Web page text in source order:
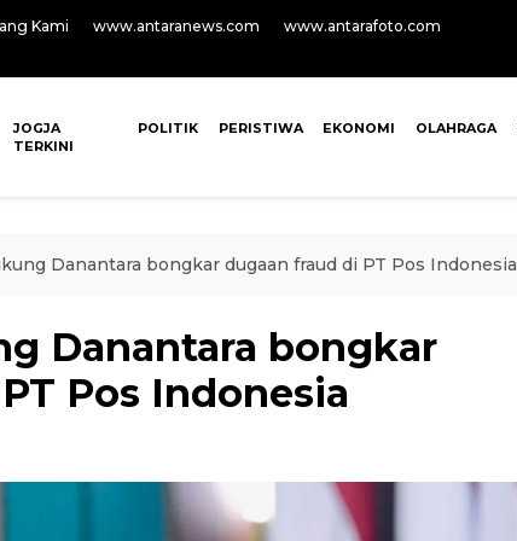
Kami www.antaranews.com
www.antarafoto.com
JOGJA
TERKINI
POLITIK PERISTIWA EKONOMI OLAHRAGA
Danantara bongkar dugaan fraud di PT Pos Indonesia
Danantara bongkar
Pos Indonesia